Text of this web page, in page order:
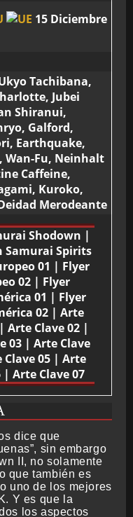
15 Diciembre
Tachibana,
Jubei
Shiranui,
Galford,
Earthquake,
Wan-Fu, Neinhalt
Caffeine,
Kuroko,
Merodeante
Shodown |
Samurai Spirits
01 | Flyer
02 | Flyer
01 | Flyer
02 | Arte
| Arte Clave 02 |
03| Arte Clave
Clave 05| Arte
| Arte Clave 07
dice que
sin embargo
II, no solamente
que también es
uno de los mejores
Y es que la
los aspectos